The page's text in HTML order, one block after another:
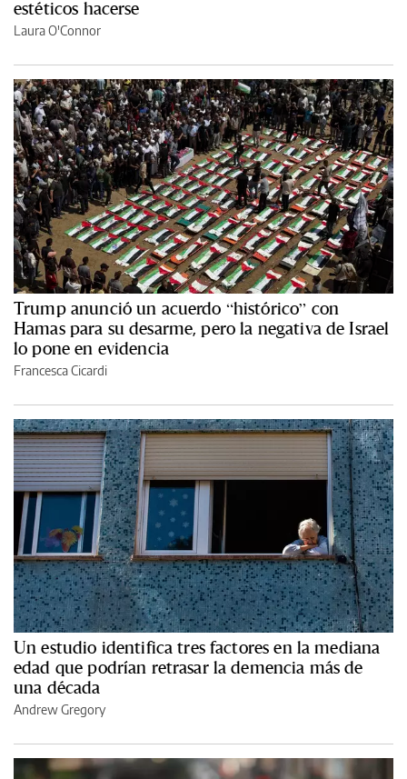
estéticos hacerse
Laura O'Connor
Trump anunció un acuerdo “histórico” con
Hamas para su desarme, pero la negativa de Israel
lo pone en evidencia
Francesca Cicardi
Un estudio identifica tres factores en la mediana
edad que podrían retrasar la demencia más de
una década
Andrew Gregory